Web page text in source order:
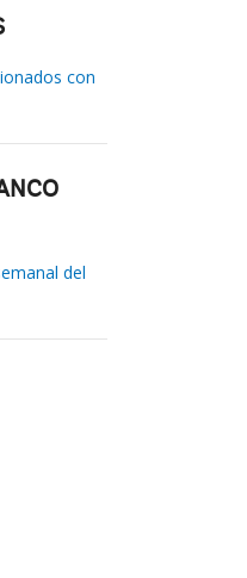
con
del